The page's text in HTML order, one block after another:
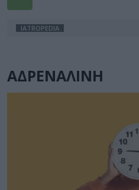
IATROPEDIA
ΑΔΡΕΝΑΛΙΝΗ